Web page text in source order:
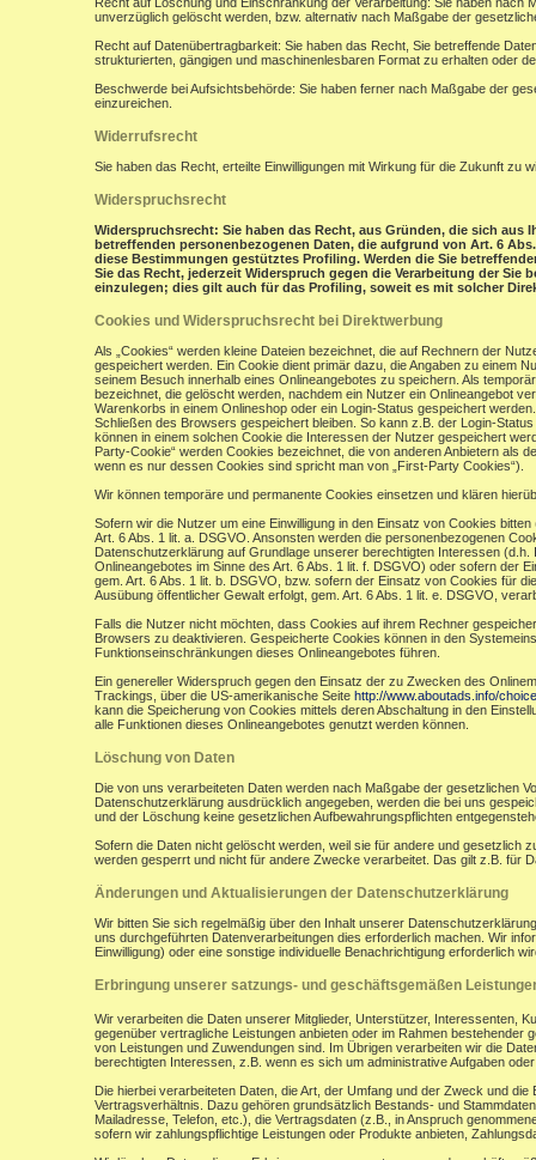
unverzüglich gelöscht werden, bzw. alternativ nach Maßgabe der
Recht auf Datenübertragbarkeit: Sie haben das Recht, Sie betreffende
strukturierten, gängigen und maschinenlesbaren Format zu erhalten oder
Beschwerde bei Aufsichtsbehörde: Sie haben ferner nach Maßgabe der
einzureichen.
Widerrufsrecht
Sie haben das Recht, erteilte Einwilligungen mit Wirkung für die Zukunft zu
Widerspruchsrecht
Widerspruchsrecht: Sie haben das Recht, aus Gründen, die sich aus
betreffenden personenbezogenen Daten, die aufgrund von Art. 6
diese Bestimmungen gestütztes Profiling. Werden die Sie
Sie das Recht, jederzeit Widerspruch gegen die Verarbeitung der
einzulegen; dies gilt auch für das Profiling, soweit es mit solcher
Cookies und Widerspruchsrecht bei Direktwerbung
Als „Cookies“ werden kleine Dateien bezeichnet, die auf Rechnern der
gespeichert werden. Ein Cookie dient primär dazu, die Angaben zu einem
seinem Besuch innerhalb eines Onlineangebotes zu speichern. Als
bezeichnet, die gelöscht werden, nachdem ein Nutzer ein Onlineangebot
Warenkorbs in einem Onlineshop oder ein Login-Status gespeichert
Schließen des Browsers gespeichert bleiben. So kann z.B. der Login-
können in einem solchen Cookie die Interessen der Nutzer gespeichert
Party-Cookie“ werden Cookies bezeichnet, die von anderen Anbietern als
wenn es nur dessen Cookies sind spricht man von „First-Party Cookies“).
Wir können temporäre und permanente Cookies einsetzen und klären
Sofern wir die Nutzer um eine Einwilligung in den Einsatz von Cookies
Art. 6 Abs. 1 lit. a. DSGVO. Ansonsten werden die personenbezogenen
Datenschutzerklärung auf Grundlage unserer berechtigten Interessen
Onlineangebotes im Sinne des Art. 6 Abs. 1 lit. f. DSGVO) oder sofern der
gem. Art. 6 Abs. 1 lit. b. DSGVO, bzw. sofern der Einsatz von Cookies für
Ausübung öffentlicher Gewalt erfolgt, gem. Art. 6 Abs. 1 lit. e. DSGVO,
Falls die Nutzer nicht möchten, dass Cookies auf ihrem Rechner
Browsers zu deaktivieren. Gespeicherte Cookies können in den
Funktionseinschränkungen dieses Onlineangebotes führen.
Ein genereller Widerspruch gegen den Einsatz der zu Zwecken des
Trackings, über die US-amerikanische Seite http://www.aboutads.info/
kann die Speicherung von Cookies mittels deren Abschaltung in den
alle Funktionen dieses Onlineangebotes genutzt werden können.
Löschung von Daten
Die von uns verarbeiteten Daten werden nach Maßgabe der gesetzlichen
Datenschutzerklärung ausdrücklich angegeben, werden die bei uns
und der Löschung keine gesetzlichen Aufbewahrungspflichten
Sofern die Daten nicht gelöscht werden, weil sie für andere und gesetzlich
werden gesperrt und nicht für andere Zwecke verarbeitet. Das gilt z.B. für
Änderungen und Aktualisierungen der Datenschutzerklärung
Wir bitten Sie sich regelmäßig über den Inhalt unserer
uns durchgeführten Datenverarbeitungen dies erforderlich machen. Wir
Einwilligung) oder eine sonstige individuelle Benachrichtigung erforderlich
Erbringung unserer satzungs- und geschäftsgemäßen
Wir verarbeiten die Daten unserer Mitglieder, Unterstützer, Interessenten,
gegenüber vertragliche Leistungen anbieten oder im Rahmen
von Leistungen und Zuwendungen sind. Im Übrigen verarbeiten wir die
berechtigten Interessen, z.B. wenn es sich um administrative Aufgaben
Die hierbei verarbeiteten Daten, die Art, der Umfang und der Zweck und
Vertragsverhältnis. Dazu gehören grundsätzlich Bestands- und
Mailadresse, Telefon, etc.), die Vertragsdaten (z.B., in Anspruch
sofern wir zahlungspflichtige Leistungen oder Produkte anbieten,